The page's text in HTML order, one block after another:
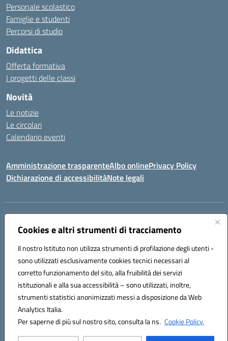
Cookies e altri strumenti di tracciamento
Il nostro Istituto non utilizza strumenti di profilazione degli utenti -
sono utilizzati esclusivamente cookies tecnici necessari al
corretto funzionamento del sito, alla fruibilità dei servizi
istituzionali e alla sua accessibilità – sono utilizzati, inoltre,
strumenti statistici anonimizzati messi a disposizione da Web
Analytics Italia.
Per saperne di più sul nostro sito, consulta la ns. Cookie Policy.
Personale scolastico
Famiglie e studenti
Percorsi di studio
Didattica
Offerta formativa
I progetti delle classi
Novità
Le notizie
Le circolari
Calendario eventi
Amministrazione trasparenteAlbo onlinePrivacy Policy
Dichiarazione di accessibilitàNote legali
Indirizzo:
Centralino:0923993485 Email:tpic84500v@istruzione.it
Codice fiscale: 91039050819
Codice meccanografico:
tpic84500v
Codice unico di fatturazione (CUF): JZDXRK
Hosting & Powered by 3D Solution S.r.l.
Concept & Design by Designers Italia